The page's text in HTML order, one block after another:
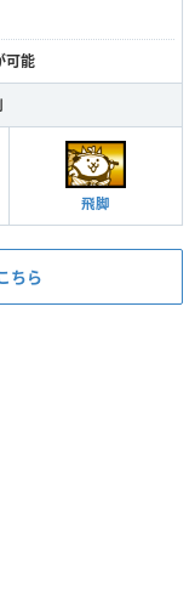
可能
飛脚
ちら